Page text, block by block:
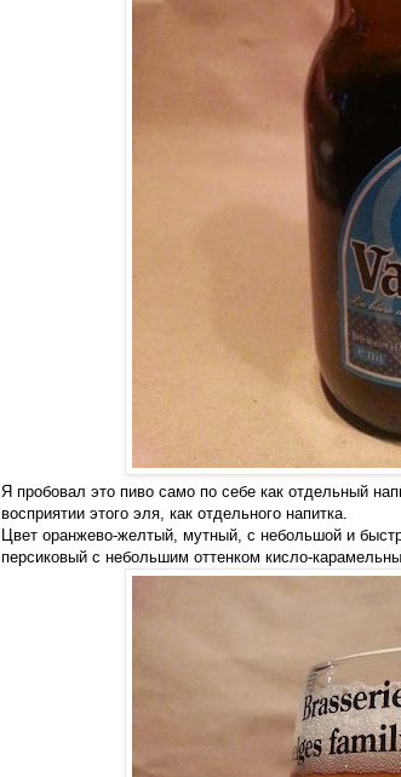
Я пробовал это пиво само по себе как отдельный
восприятии этого эля, как отдельного напитка.
Цвет оранжево-желтый, мутный, с небольшой и
персиковый с небольшим оттенком кисло-